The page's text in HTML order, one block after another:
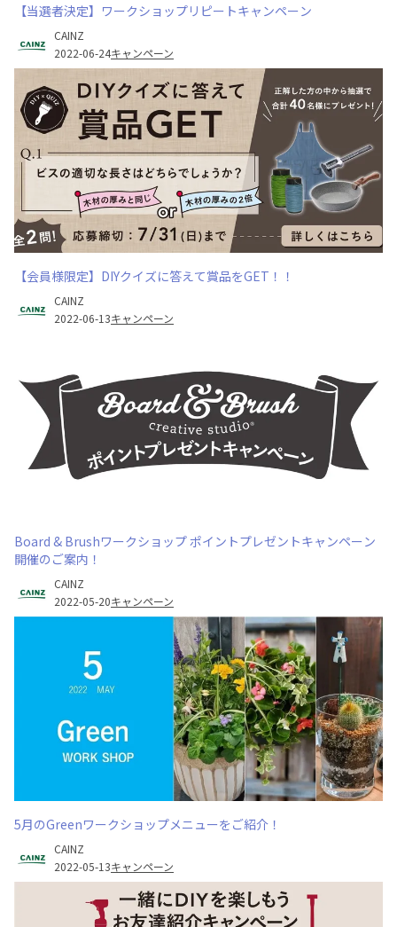
【当選者決定】ワークショップリピートキャンペーン
CAINZ
2022-06-24キャンペーン
【会員様限定】DIYクイズに答えて賞品をGET！！
CAINZ
2022-06-13キャンペーン
Board & Brushワークショップ ポイントプレゼントキャンペーン
開催のご案内！
CAINZ
2022-05-20キャンペーン
5月のGreenワークショップメニューをご紹介！
CAINZ
2022-05-13キャンペーン